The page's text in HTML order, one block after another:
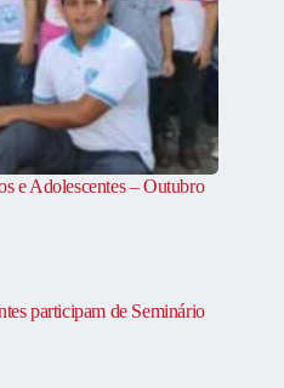
e Adolescentes – Outubro
participam de Seminário